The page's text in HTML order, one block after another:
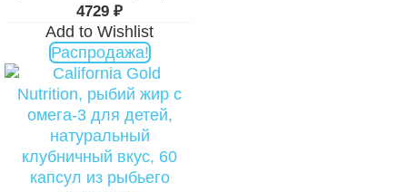
4729 ₽
Add to Wishlist
Распродажа!